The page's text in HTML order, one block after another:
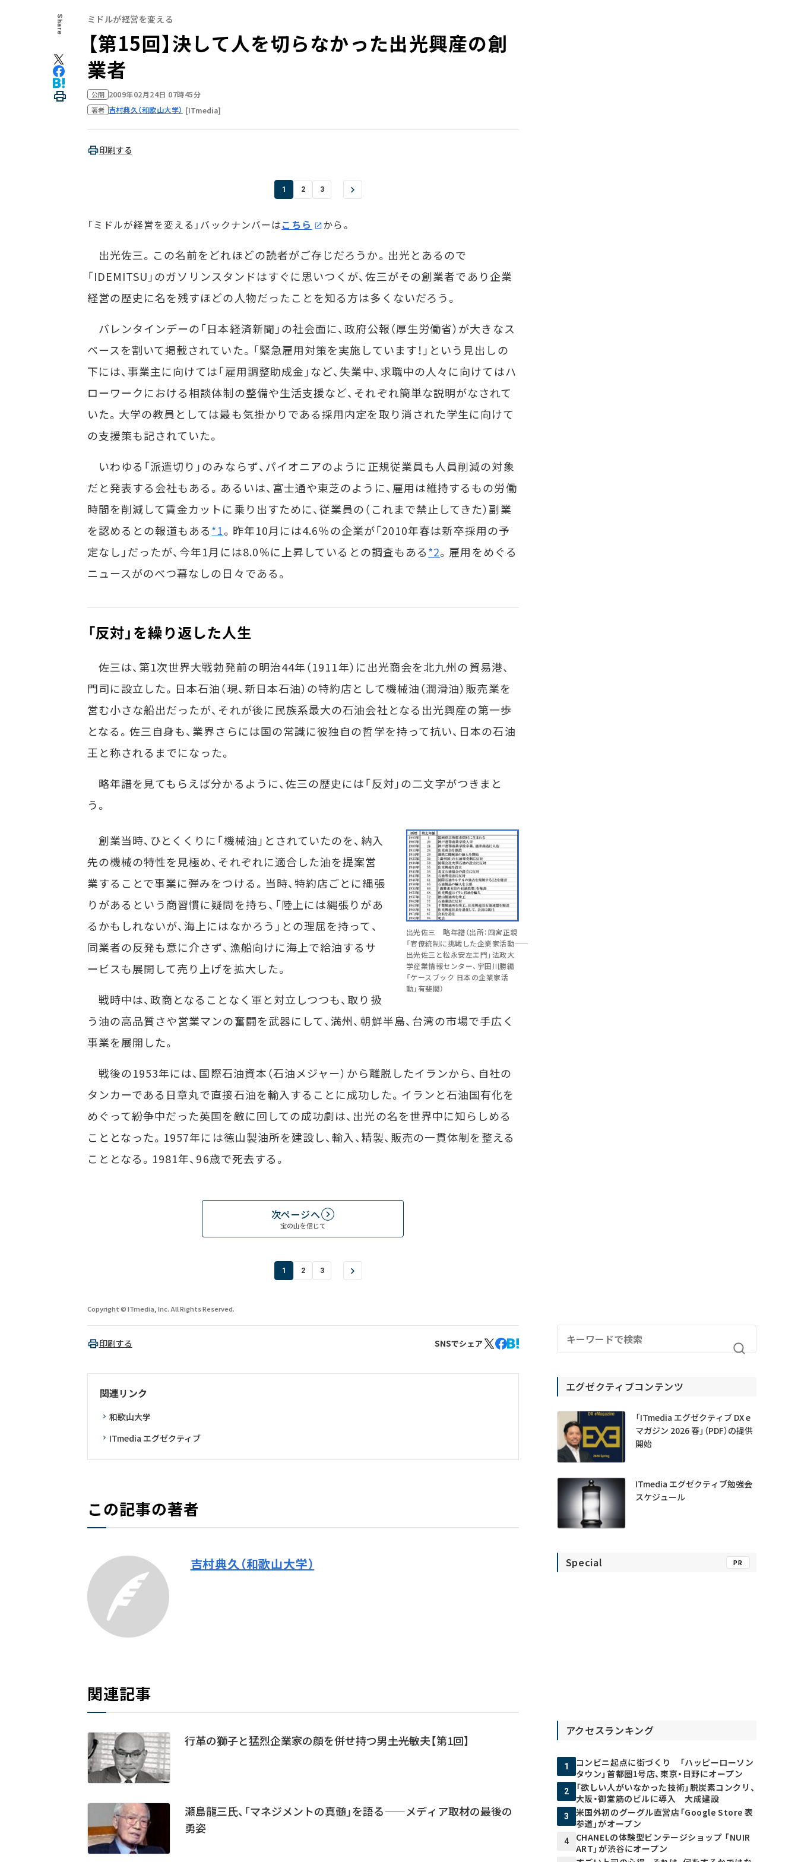
Share ミドルが経営を変える
【第15回】決して人を切らなかった出光興産の創
業者
公開 2009年02月24日 07時45分
著者 吉村典久（和歌山大学） [ITmedia]
印刷する
1 2 3
「ミドルが経営を変える」バックナンバーはこちら から。
出光佐三。この名前をどれほどの読者がご存じだろうか。出光とあるので
「IDEMITSU」のガソリンスタンドはすぐに思いつくが、佐三がその創業者であり企業
経営の歴史に名を残すほどの人物だったことを知る方は多くないだろう。
バレンタインデーの「日本経済新聞」の社会面に、政府公報（厚生労働省）が大きなス
ペースを割いて掲載されていた。「緊急雇用対策を実施しています！」という見出しの
下には、事業主に向けては「雇用調整助成金」など、失業中、求職中の人々に向けてはハ
ローワークにおける相談体制の整備や生活支援など、それぞれ簡単な説明がなされて
いた。大学の教員としては最も気掛かりである採用内定を取り消された学生に向けて
の支援策も記されていた。
いわゆる「派遣切り」のみならず、パイオニアのように正規従業員も人員削減の対象
だと発表する会社もある。あるいは、富士通や東芝のように、雇用は維持するもの労働
時間を削減して賃金カットに乗り出すために、従業員の（これまで禁止してきた）副業
を認めるとの報道もある*1。昨年10月には4.6％の企業が「2010年春は新卒採用の予
定なし」だったが、今年1月には8.0％に上昇しているとの調査もある*2。雇用をめぐる
ニュースがのべつ幕なしの日々である。
「反対」を繰り返した人生
佐三は、第1次世界大戦勃発前の明治44年（1911年）に出光商会を北九州の貿易港、
門司に設立した。日本石油（現、新日本石油）の特約店として機械油（潤滑油）販売業を
営む小さな船出だったが、それが後に民族系最大の石油会社となる出光興産の第一歩
となる。佐三自身も、業界さらには国の常識に彼独自の哲学を持って抗い、日本の石油
王と称されるまでになった。
略年譜を見てもらえば分かるように、佐三の歴史には「反対」の二文字がつきまと
う。
出光佐三 略年譜（出所：四宮正親
「官僚統制に挑戦した企業家活動――
出光佐三と松永安左エ門」法政大
学産業情報センター、宇田川勝編
「ケースブック 日本の企業家活
動」有斐閣）
創業当時、ひとくくりに「機械油」とされていたのを、納入
先の機械の特性を見極め、それぞれに適合した油を提案営
業することで事業に弾みをつける。当時、特約店ごとに縄張
りがあるという商習慣に疑問を持ち、「陸上には縄張りがあ
るかもしれないが、海上にはなかろう」との理屈を持って、
同業者の反発も意に介さず、漁船向けに海上で給油するサ
ービスも展開して売り上げを拡大した。
戦時中は、政商となることなく軍と対立しつつも、取り扱
う油の高品質さや営業マンの奮闘を武器にして、満州、朝鮮半島、台湾の市場で手広く
事業を展開した。
戦後の1953年には、国際石油資本（石油メジャー）から離脱したイランから、自社の
タンカーである日章丸で直接石油を輸入することに成功した。イランと石油国有化を
めぐって紛争中だった英国を敵に回しての成功劇は、出光の名を世界中に知らしめる
こととなった。1957年には徳山製油所を建設し、輸入、精製、販売の一貫体制を整える
こととなる。1981年、96歳で死去する。
次ページへ
宝の山を信じて
1 2 3
Copyright © ITmedia, Inc. All Rights Reserved.
印刷する SNSでシェア
関連リンク
和歌山大学
ITmedia エグゼクティブ
この記事の著者
吉村典久（和歌山大学）
関連記事
行革の獅子と猛烈企業家の顔を併せ持つ男―――土光敏夫【第1回】
瀬島龍三氏、「マネジメントの真髄」を語る――メディア取材の最後の
勇姿
エグゼクティブコンテンツ
「ITmedia エグゼクティブ DX e
マガジン 2026 春」（PDF）の提供
開始
ITmedia エグゼクティブ勉強会
スケジュール
Special PR
アクセスランキング
1
コンビニ起点に街づくり 「ハッピーローソン
タウン」首都圏1号店、東京・日野にオープン
2
「欲しい人がいなかった技術」脱炭素コンクリ、
大阪・御堂筋のビルに導入 大成建設
3
米国外初のグーグル直営店「Google Store 表
参道」がオープン
4
CHANELの体験型ビンテージショップ 「NUIR
ART」が渋谷にオープン